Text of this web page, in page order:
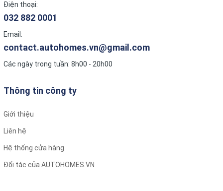
Điện thoại:
032 882 0001
Email:
contact.autohomes.vn@gmail.com
Các ngày trong tuần: 8h00 - 20h00
Thông tin công ty
Giới thiệu
Liên hệ
Hệ thống cửa hàng
Đối tác của AUTOHOMES.VN